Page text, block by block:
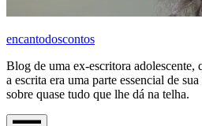
encantodoscontos
Blog de uma ex-escritora adolescente,
a escrita era uma parte essencial de
sobre quase tudo que lhe dá na telha.